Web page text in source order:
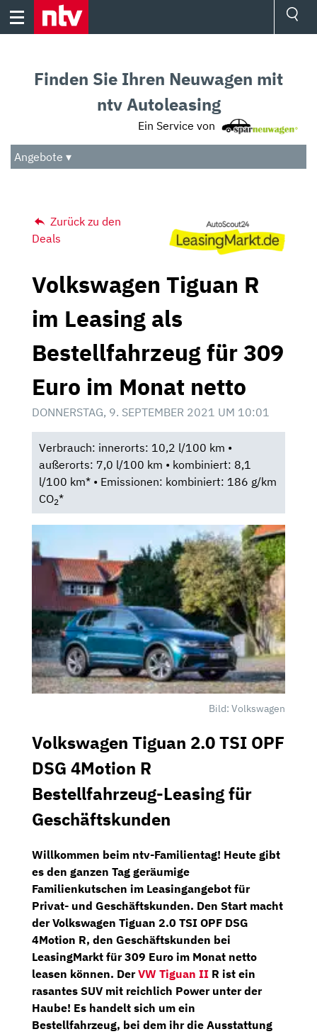
Skip
Audio
Das Beste
Finden Sie Ihren Neuwagen mit
ntv Autoleasing
Ein Service von
Angebote ▾
Zurück zu den
Deals
Volkswagen Tiguan R
im Leasing als
Bestellfahrzeug für 309
Euro im Monat netto
DONNERSTAG, 9. SEPTEMBER 2021 UM 10:01
Verbrauch: innerorts: 10,2 l/100 km •
außerorts: 7,0 l/100 km • kombiniert: 8,1
l/100 km* • Emissionen: kombiniert: 186 g/km
CO2*
Bild: Volkswagen
Volkswagen Tiguan 2.0 TSI OPF
DSG 4Motion R
Bestellfahrzeug-Leasing für
Geschäftskunden
Willkommen beim ntv-Familientag! Heute gibt
es den ganzen Tag geräumige
Familienkutschen im Leasingangebot für
Privat- und Geschäftskunden. Den Start macht
derVolkswagen Tiguan 2.0 TSI OPF DSG
4Motion R, den Geschäftskunden bei
LeasingMarkt für309 Euro im Monat netto
leasen können. DerVW Tiguan II R ist ein
rasantes SUV mit reichlich Power unter der
Haube! Es handelt sich um ein
Bestellfahrzeug, bei dem ihr die Ausstattung